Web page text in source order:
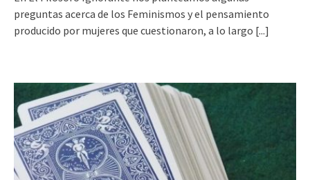
preguntas acerca de los Feminismos y el pensamiento
producido por mujeres que cuestionaron, a lo largo [...]